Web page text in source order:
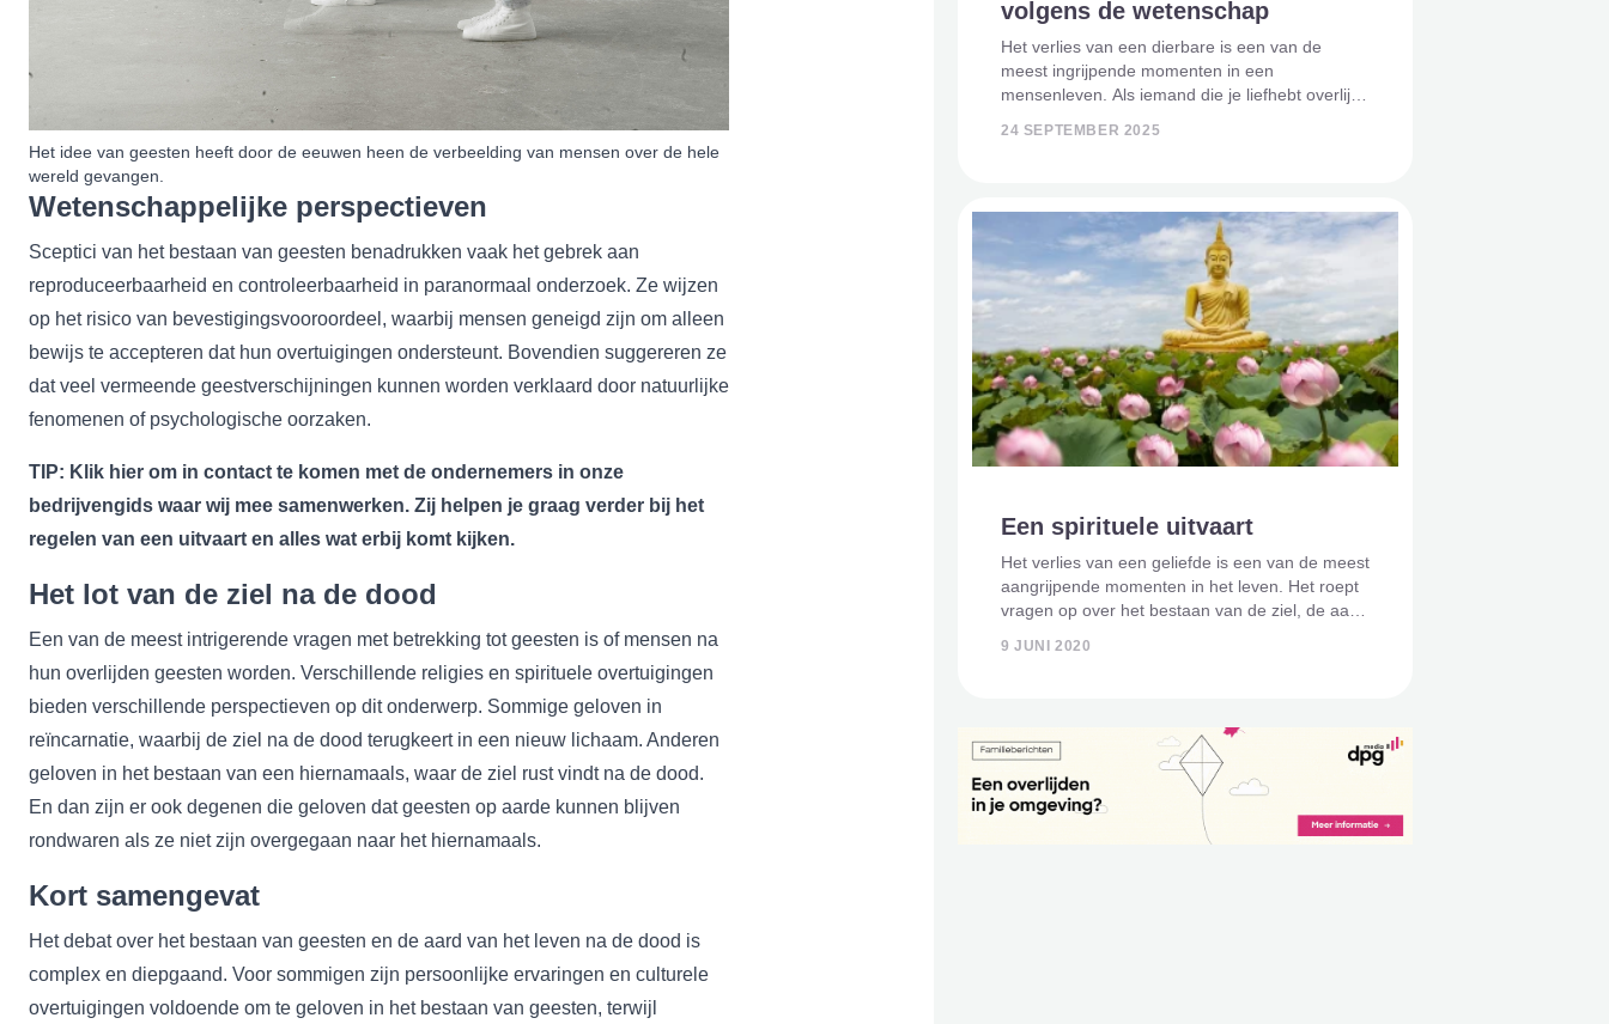
Het idee van geesten heeft door de eeuwen heen de verbeelding van mensen over de hele
wereld gevangen.
Wetenschappelijke perspectieven
Sceptici van het bestaan van geesten benadrukken vaak het gebrek aan
reproduceerbaarheid en controleerbaarheid in paranormaal onderzoek. Ze wijzen
op het risico van bevestigingsvooroordeel, waarbij mensen geneigd zijn om alleen
bewijs te accepteren dat hun overtuigingen ondersteunt. Bovendien suggereren ze
dat veel vermeende geestverschijningen kunnen worden verklaard door natuurlijke
fenomenen of psychologische oorzaken.
TIP: Klik hier om in contact te komen met de ondernemers in onze
bedrijvengids waar wij mee samenwerken. Zij helpen je graag verder bij het
regelen van een uitvaart en alles wat erbij komt kijken.
Het lot van de ziel na de dood
Een van de meest intrigerende vragen met betrekking tot geesten is of mensen na
hun overlijden geesten worden. Verschillende religies en spirituele overtuigingen
bieden verschillende perspectieven op dit onderwerp. Sommige geloven in
reïncarnatie, waarbij de ziel na de dood terugkeert in een nieuw lichaam. Anderen
geloven in het bestaan van een hiernamaals, waar de ziel rust vindt na de dood.
En dan zijn er ook degenen die geloven dat geesten op aarde kunnen blijven
rondwaren als ze niet zijn overgegaan naar het hiernamaals.
Kort samengevat
Het debat over het bestaan van geesten en de aard van het leven na de dood is
complex en diepgaand. Voor sommigen zijn persoonlijke ervaringen en culturele
overtuigingen voldoende om te geloven in het bestaan van geesten, terwijl
volgens de wetenschap
Het verlies van een dierbare is een van de
meest ingrijpende momenten in een
mensenleven. Als iemand die je liefhebt overlijdt,
24 SEPTEMBER 2025
Een spirituele uitvaart
Het verlies van een geliefde is een van de meest
aangrijpende momenten in het leven. Het roept
vragen op over het bestaan van de ziel, de aard
9 JUNI 2020